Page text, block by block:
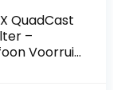
QuadCast
–
Voorruit